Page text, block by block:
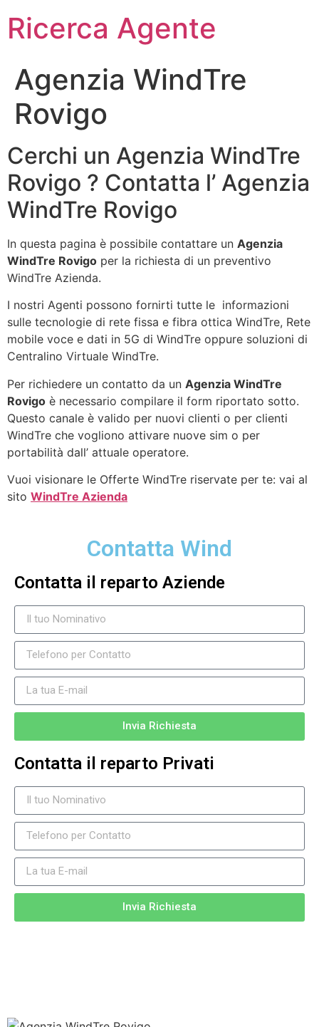
Ricerca Agente
Agenzia WindTre
Rovigo
Cerchi un Agenzia WindTre
Rovigo ? Contatta l’ Agenzia
WindTre Rovigo
In questa pagina è possibile contattare un Agenzia
WindTre Rovigo per la richiesta di un preventivo
WindTre Azienda.
I nostri Agenti possono fornirti tutte le informazioni
sulle tecnologie di rete fissa e fibra ottica WindTre, Rete
mobile voce e dati in 5G di WindTre oppure soluzioni di
Centralino Virtuale WindTre.
Per richiedere un contatto da un Agenzia WindTre
Rovigo è necessario compilare il form riportato sotto.
Questo canale è valido per nuovi clienti o per clienti
WindTre che vogliono attivare nuove sim o per
portabilità dall’ attuale operatore.
Vuoi visionare le Offerte WindTre riservate per te: vai al
sito WindTre Azienda
Contatta Wind
Contatta il reparto Aziende
Invia Richiesta
Contatta il reparto Privati
Invia Richiesta